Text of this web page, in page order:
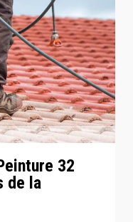
32
de la